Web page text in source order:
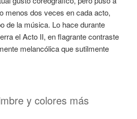
menos dos veces en cada acto,
de la música. Lo hace durante
el Acto II, en flagrante contraste
melancólica que sutilmente
y colores más